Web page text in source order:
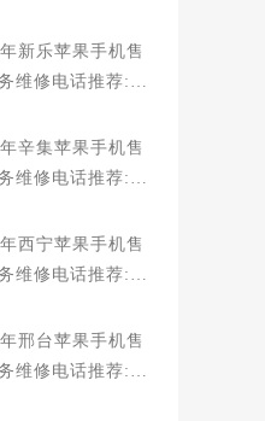
名
新乐苹果手机售
维修电话推荐:T
名
辛集苹果手机售
维修电话推荐:T
名
西宁苹果手机售
维修电话推荐:T
名
邢台苹果手机售
维修电话推荐:T